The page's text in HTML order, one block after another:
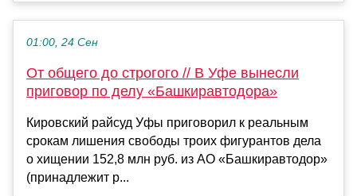
01:00, 24 Сен
От общего до строгого // В Уфе вынесли
приговор по делу «Башкиравтодора»
Кировский райсуд Уфы приговорил к реальным
срокам лишения свободы троих фигурантов дела
о хищении 152,8 млн руб. из АО «Башкиравтодор»
(принадлежит р...